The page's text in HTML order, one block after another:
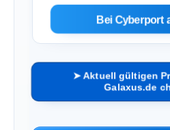
Bei Cyberport
➤ Aktuell gültigen
Galaxus.de